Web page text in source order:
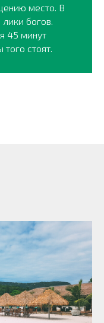
место. В
богов.
45 минут
стоят.